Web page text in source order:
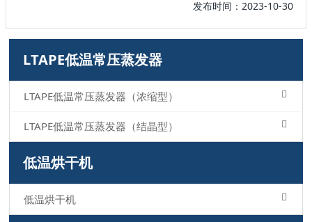
发布时间：2023-10-30
LTAPE低温常压蒸发器
LTAPE低温常压蒸发器（浓缩型）
LTAPE低温常压蒸发器（结晶型）
低温烘干机
低温烘干机